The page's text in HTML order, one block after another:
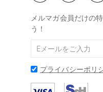
メルマガ会員だけの
う！
プライバシーポリ